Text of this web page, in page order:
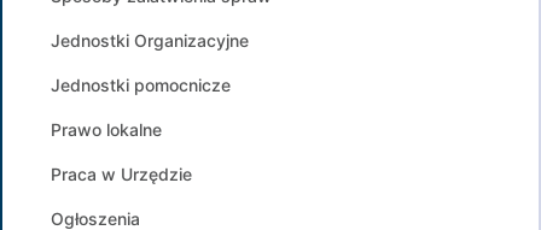
Jednostki Organizacyjne
Jednostki pomocnicze
Prawo lokalne
Praca w Urzędzie
Ogłoszenia